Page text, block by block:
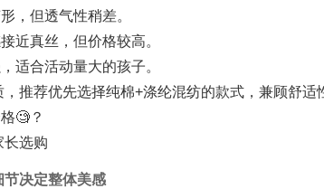
，但透气性稍差。
近真丝，但价格较高。
适合活动量大的孩子。
推荐优先选择纯棉+涤纶混纺的款式，兼顾舒适
🧐？
长选购
节决定整体美感